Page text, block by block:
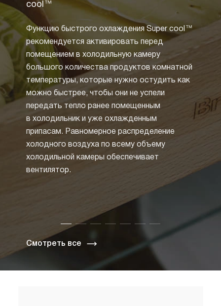
cool™
Функцию быстрого охлаждения Super cool™
рекомендуется активировать перед
помещением в холодильную камеру
большого количества продуктов комнатной
температуры, которые нужно остудить как
можно быстрее, чтобы они не успели
передать тепло ранее помещенным
в холодильник и уже охлажденным
припасам. Равномерное распределение
холодного воздуха по всему объему
холодильной камеры обеспечивает
вентилятор.
от
Смотреть все